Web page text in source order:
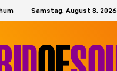
Samstag, August 8, 2026